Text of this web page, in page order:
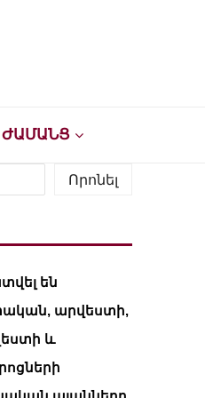
ԺԱՄԱՆՑ
Որոնել
են
արվեստի,
և